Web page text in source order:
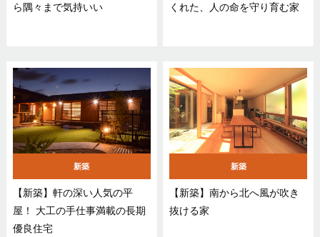
ら隅々まで気持いい
くれた、人の命を守り育む家
新築
【新築】軒の深い人気の平
屋！ 大工の手仕事満載の長期
優良住宅
新築
【新築】南から北へ風が吹き
抜ける家